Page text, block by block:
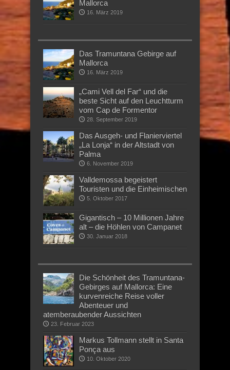
Mallorca
16. März 2019
Das Tramuntana Gebirge auf
Mallorca
16. März 2019
„Cami Vell del Far“ und die
beste Sicht auf den Leuchtturm
vom Cap de Formentor
28. September 2019
Das Ausgeh- und Flanierviertel
„La Lonja“ in der Altstadt von
Palma
6. November 2019
Valldemossa begeistert
Touristen und die Einheimischen
5. Oktober 2017
Gigantisch – 10 Millionen Jahre
alt – die Höhlen von Campanet
30. Januar 2018
Die Schönheit des Tramuntana-
Gebirges auf Mallorca: Eine
kurvenreiche Reise voller
Abenteuer und
atemberaubender Aussichten
23. Februar 2023
Markus Tollmann stellt in Santa
Ponça aus
10. Oktober 2020